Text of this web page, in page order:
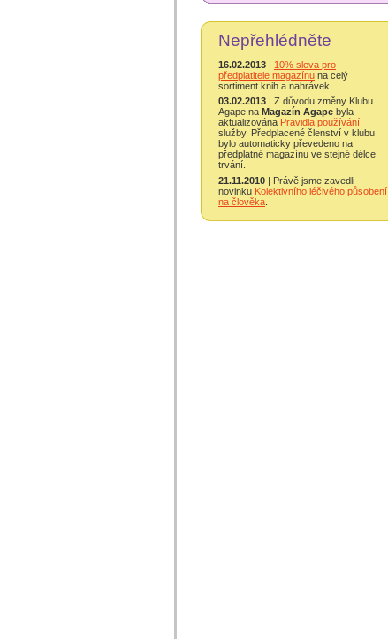
Nepřehlédněte
16.02.2013 | 10% sleva pro
předplatitele magazínu na celý
sortiment knih a nahrávek.
03.02.2013 | Z důvodu změny Klubu
Agape na Magazín Agape byla
aktualizována Pravidla používání
služby. Předplacené členství v klubu
bylo automaticky převedeno na
předplatné magazínu ve stejné délce
trvání.
21.11.2010 | Právě jsme zavedli
novinku Kolektivního léčivého působení
na člověka